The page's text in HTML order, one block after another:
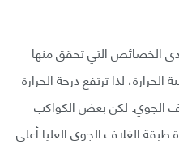
الخصائص التي تحقق منها
لذا ترتفع درجة الحرارة
الجوي. لكن بعض الكواكب
طبقة الغلاف الجوي العليا أعلى